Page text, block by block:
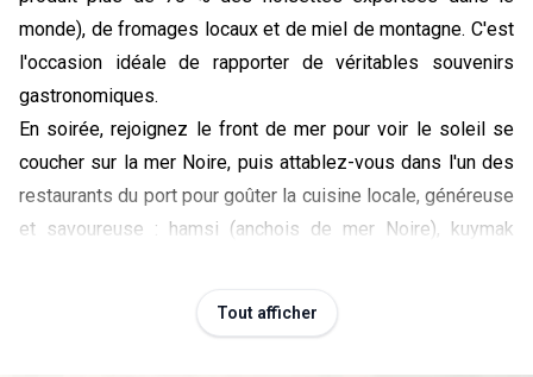
monde), de fromages locaux et de miel de montagne. C'est
l'occasion idéale de rapporter de véritables souvenirs
gastronomiques.
En soirée, rejoignez le front de mer pour voir le soleil se
coucher sur la mer Noire, puis attablez-vous dans l'un des
restaurants du port pour goûter la cuisine locale, généreuse
et savoureuse : hamsi (anchois de mer Noire), kuymak
Le lac et la vallée d'Uzungöl, un écrin de verdure en altitude
Tout afficher